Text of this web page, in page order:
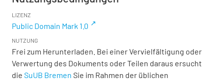
LIZENZ
Public Domain Mark 1.0
NUTZUNG
Frei zum Herunterladen. Bei einer Vervielfältigung oder
Verwertung des Dokuments oder Teilen daraus ersucht
die SuUB Bremen Sie im Rahmen der üblichen